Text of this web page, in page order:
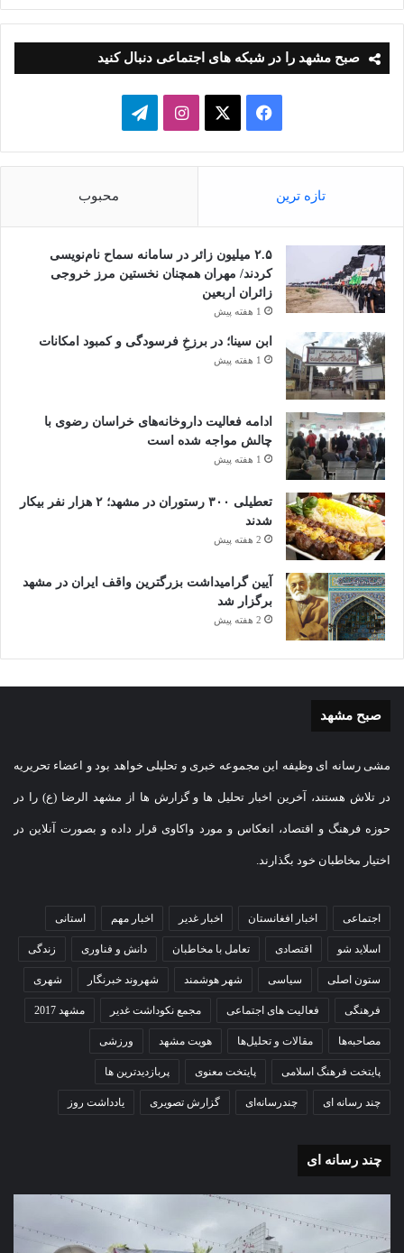
صبح مشهد را در شبکه های اجتماعی دنبال کنید
فیسبوک ایکساینستاگرامتلگرام
تازه ترین محبوب
۲.۵ میلیون زائر در سامانه سماح نام‌نویسی
کردند/ مهران همچنان نخستین مرز خروجی
زائران اربعین
1 هفته پیش
ابن سینا؛ در برزخِ فرسودگی و کمبود امکانات
1 هفته پیش
ادامه فعالیت داروخانه‌های خراسان رضوی با
چالش مواجه شده است
1 هفته پیش
تعطیلی ۳۰۰ رستوران در مشهد؛ ۲ هزار نفر بیکار
شدند
2 هفته پیش
آیین گرامیداشت بزرگترین واقف ایران در مشهد
برگزار شد
2 هفته پیش
صبح مشهد
مشی رسانه ای وظیفه این مجموعه خبری و تحلیلی خواهد بود و اعضاء تحریریه
در تلاش هستند، آخرین اخبار تحلیل ها و گزارش ها از مشهد الرضا (ع) را در
حوزه فرهنگ و اقتصاد، انعکاس و مورد واکاوی قرار داده و بصورت آنلاین در
اختیار مخاطبان خود بگذارند.
اجتماعی اخبار افغانستان اخبار غدیر اخبار مهم استانی
اسلاید شو اقتصادی تعامل با مخاطبان دانش و فناوری زندگی
ستون اصلی سیاسی شهر هوشمند شهروند خبرنگار شهری
فرهنگی فعالیت های اجتماعی مجمع نکوداشت غدیر مشهد 2017
مصاحبه‌ها مقالات و تحلیل‌ها هویت مشهد ورزشی
پایتخت فرهنگ اسلامی پایتخت معنوی پربازدیدترین ها
چند رسانه ای چندرسانه‌ای گزارش تصویری یادداشت روز
چند رسانه ای
تشییع